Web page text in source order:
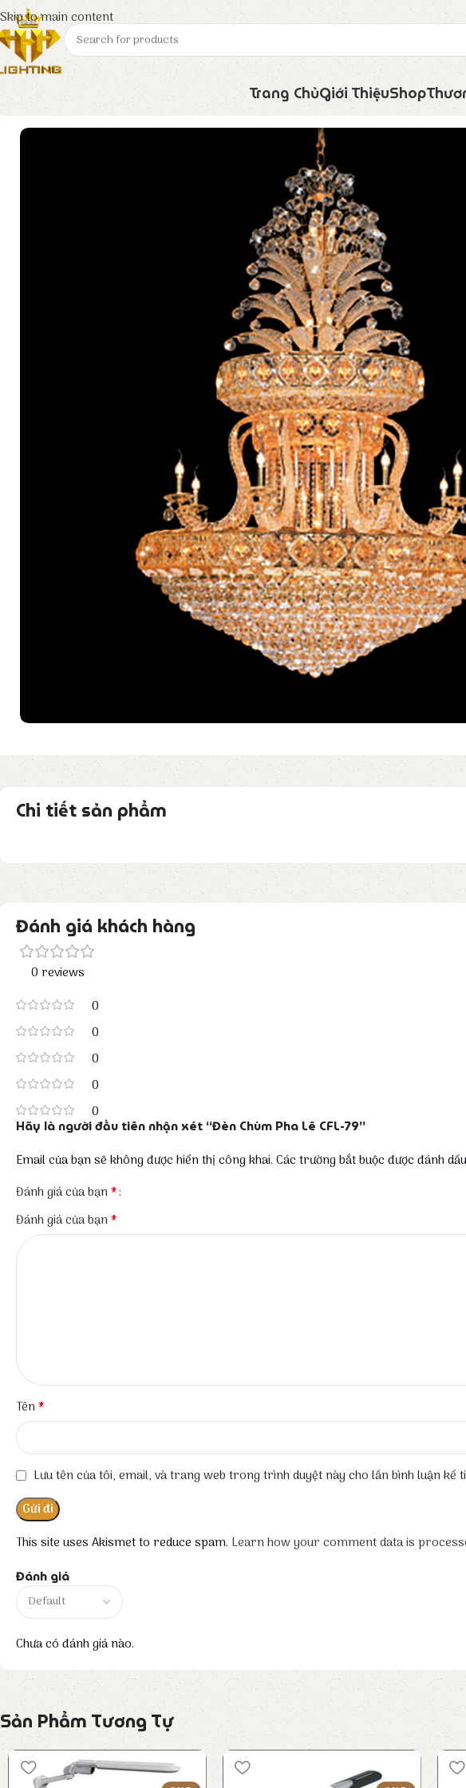
Skip to main content
Trang ChủGiới ThiệuShop
Trang chủ Euroto Đèn Trang Trí Đèn Chùm Pha Lê CFL-79
Chi tiết sản phẩm
Đánh giá khách hàng
0 reviews
0
0
0
0
0
Đánh giá
Chưa có đánh giá nào.
Hãy là người đầu tiên nhận xét “Đèn Chùm Pha Lê CFL-79”
Email của bạn sẽ không được hiển thị công khai. Các trường bắt buộc được đánh dấu
Đánh giá của bạn*
Đánh giá của bạn*
Tên*
Lưu tên của tôi, email, và trang web trong trình duyệt này cho lần bình luận kế
This site uses Akismet to reduce spam. Learn how your comment data is
Sản Phẩm Tương Tự